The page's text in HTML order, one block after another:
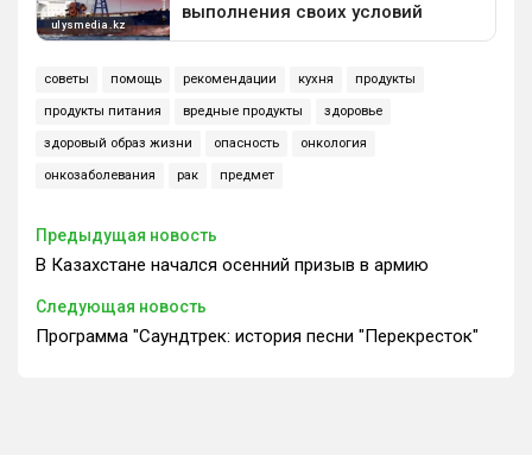
советы помощь рекомендации кухня продукты
продукты питания вредные продукты здоровье
здоровый образ жизни опасность онкология
онкозаболевания рак предмет
Предыдущая новость
В Казахстане начался осенний призыв в армию
Следующая новость
Программа "Саундтрек: история песни "Перекресток"